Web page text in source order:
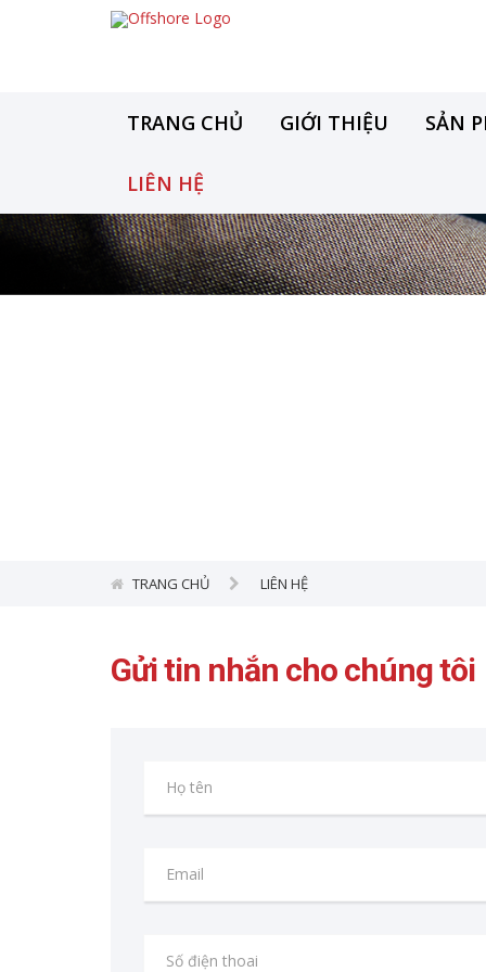
TRANG CHỦ GIỚI THIỆU SẢN
LIÊN HỆ
TRANG CHỦ LIÊN HỆ
Gửi tin nhắn cho chúng tôi